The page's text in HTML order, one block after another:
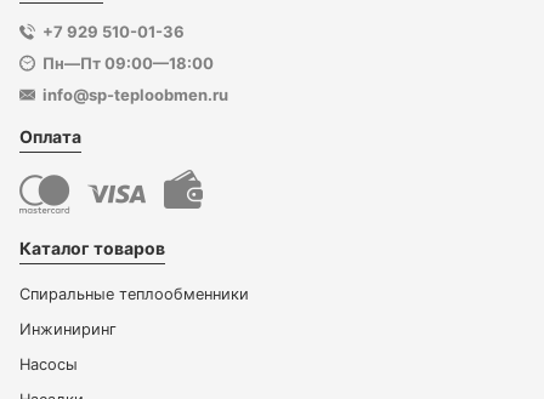
+7 929 510-01-36
Пн—Пт 09:00—18:00
info@sp-teploobmen.ru
Оплата
Каталог товаров
Спиральные теплообменники
Инжиниринг
Насосы